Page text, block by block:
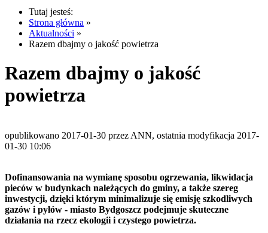
Tutaj jesteś:
Strona główna »
Aktualności »
Razem dbajmy o jakość powietrza
Razem dbajmy o jakość
powietrza
opublikowano 2017-01-30 przez ANN, ostatnia modyfikacja 2017-
01-30 10:06
Dofinansowania na wymianę sposobu ogrzewania, likwidacja
pieców w budynkach należących do gminy, a także szereg
inwestycji, dzięki którym minimalizuje się emisję szkodliwych
gazów i pyłów - miasto Bydgoszcz podejmuje skuteczne
działania na rzecz ekologii i czystego powietrza.